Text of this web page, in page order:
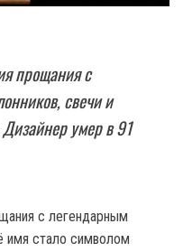
прощания с
свечи и
умер в 91
с легендарным
стало символом